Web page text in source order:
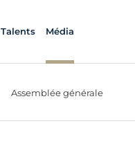
Talents Média
Assemblée générale